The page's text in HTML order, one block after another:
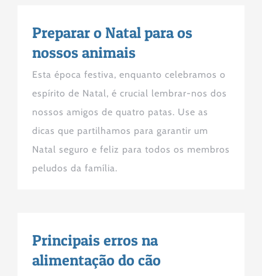
Preparar o Natal para os
nossos animais
Esta época festiva, enquanto celebramos o
espírito de Natal, é crucial lembrar-nos dos
nossos amigos de quatro patas. Use as
dicas que partilhamos para garantir um
Natal seguro e feliz para todos os membros
peludos da família.
Principais erros na
alimentação do cão